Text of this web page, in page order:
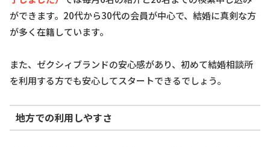
ができます。20代から30代の会員が中心で、結婚に真剣な方
が多く在籍しています。
また、ゼクシィブランドの安心感があり、初めて結婚相談所
を利用する方でも安心してスタートできるでしょう。
地方での利用しやすさ